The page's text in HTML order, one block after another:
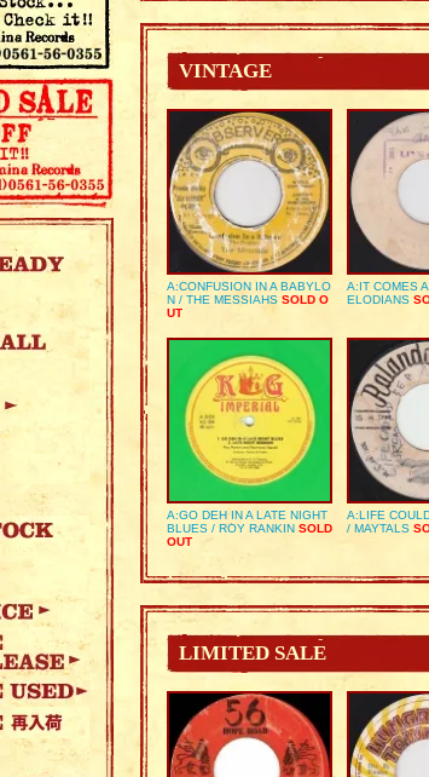
VINTAGE
A:CONFUSION IN A BABYLO
N / THE MESSIAHS SOLD O
UT
A:IT COMES
ELODIANS
A:GO DEH IN A LATE NIGHT
BLUES / ROY RANKIN SOLD
OUT
A:LIFE
/ MAYTALS
LIMITED SALE